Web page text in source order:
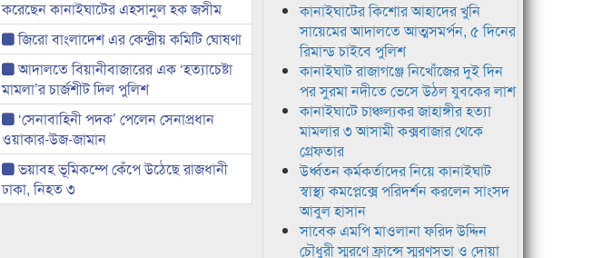
করেছেন কানাইঘাটের এহসানুল হক জসীম
জিরো বাংলাদেশ এর কেন্দ্রীয় কমিটি ঘোষণা
আদালতে বিয়ানীবাজারের এক ‘হত্যাচেষ্টা
মামলা’র চার্জশীট দিল পুলিশ
‘সেনাবাহিনী পদক’ পেলেন সেনাপ্রধান
ওয়াকার-উজ-জামান
ভয়াবহ ভূমিকম্পে কেঁপে উঠেছে রাজধানী
ঢাকা, নিহত ৩
কানাইঘাটের কিশোর আহাদের খুনি
সায়েমের আদালতে আত্মসমর্পন, ৫ দিনের
রিমান্ড চাইবে পুলিশ
কানাইঘাট রাজাগঞ্জে নিখোঁজের দুই দিন
পর সুরমা নদীতে ভেসে উঠল যুবকের লাশ
কানাইঘাটে চাঞ্চল্যকর জাহাঙ্গীর হত্যা
মামলার ৩ আসামী কক্সবাজার থেকে
গ্রেফতার
উর্ধ্বতন কর্মকর্তাদের নিয়ে কানাইঘাট
স্বাস্থ্য কমপ্লেক্সে পরিদর্শন করলেন সাংসদ
আবুল হাসান
সাবেক এমপি মাওলানা ফরিদ উদ্দিন
চৌধুরী স্মরণে ফ্রান্সে স্মরণসভা ও দোয়া